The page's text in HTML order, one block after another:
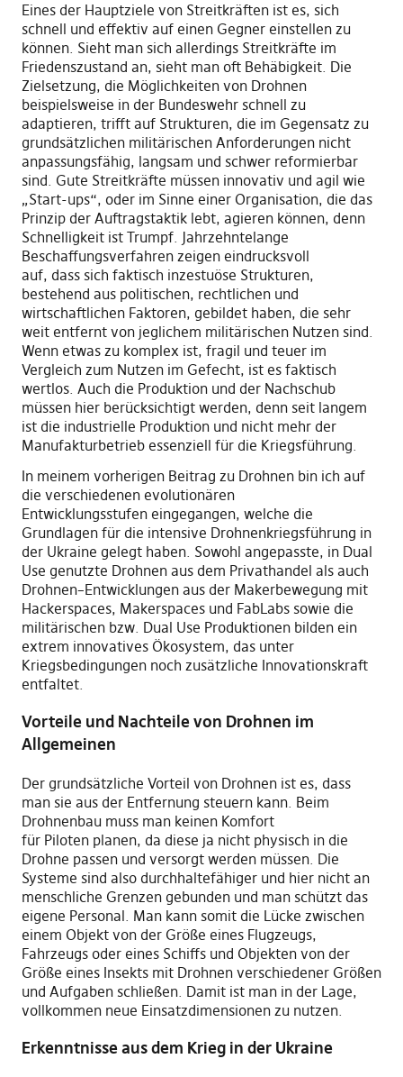
Eines derHauptziele von Streitkräften ist es, sich
schnell und effektiv auf einen Gegner einstellen zu
können. Siehtman sich allerdings Streitkräfte im
Friedenszustand an, sieht man oft Behäbigkeit. Die
Zielsetzung, die Möglichkeiten von Drohnen
beispielsweise in der Bundeswehr schnell zu
adaptieren, trifft auf Strukturen, die im Gegensatz zu
grundsätzlichen militärischen Anforderungen nicht
anpassungsfähig, langsam und schwer reformierbar
sind. Gute Streitkräfte müssen innovativ und agil wie
„Start-ups“, oder im Sinne einer Organisation, die das
Prinzip der Auftragstaktik lebt, agieren können, denn
Schnelligkeit ist Trumpf. Jahrzehntelange
Beschaffungsverfahren zeigen eindrucksvoll
auf, dasssich faktisch inzestuöse Strukturen,
bestehend aus politischen, rechtlichen und
wirtschaftlichen Faktoren, gebildet haben, die sehr
weit entfernt von jeglichem militärischen Nutzen sind.
Wenn etwas zu komplex ist, fragil und teuer im
Vergleich zum Nutzen im Gefecht, ist es faktisch
wertlos. Auch die Produktion und der Nachschub
müssen hier berücksichtigt werden, denn seit langem
ist die industrielle Produktion und nicht mehr der
Manufakturbetrieb essenziell für die Kriegsführung.
In meinem vorherigenBeitrag zu Drohnen bin ich auf
die verschiedenenevolutionären
Entwicklungsstufeneingegangen, welche die
Grundlagen für die intensive Drohnenkriegsführung in
der Ukraine gelegt haben. Sowohl angepasste, in Dual
Use genutzte Drohnen aus dem Privathandel als auch
Drohnen–Entwicklungen aus der Makerbewegung mit
Hackerspaces, Makerspaces und FabLabssowie die
militärischen bzw. Dual Use Produktionenbilden ein
extrem innovatives Ökosystem, das unter
Kriegsbedingungen noch zusätzliche Innovationskraft
entfaltet.
Vorteile und Nachteile von Drohnen im
Allgemeinen
Der grundsätzliche Vorteil von Drohnen ist es, dass
man sie aus der Entfernung steuern kann. Beim
Drohnenbau muss mankeinen Komfort
fürPiloten planen, da diese ja nicht physisch indie
Drohne passen und versorgt werden müssen. Die
Systeme sind also durchhaltefähiger und hier nicht an
menschliche Grenzen gebundenund man schützt das
eigene Personal. Man kann somit die Lücke zwischen
einem Objekt von der Größe eines Flugzeugs,
Fahrzeugs oder eines Schiffs und Objekten von der
Größe eines Insekts mit Drohnen verschiedener Größen
und Aufgaben schließen. Damit ist man in der Lage,
vollkommen neue Einsatzdimensionen zu nutzen.
Erkenntnisse aus dem Krieg in der Ukraine